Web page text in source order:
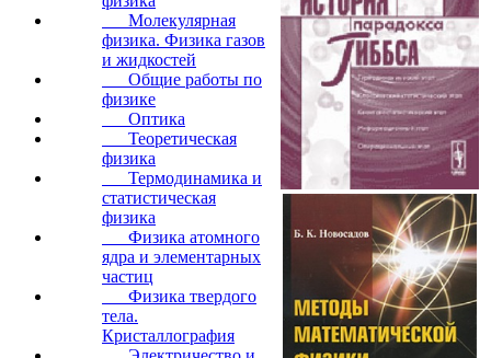
Молекулярная
физика. Физика газов
и жидкостей
Общие работы по
физике
Оптика
Теоретическая
физика
Термодинамика и
статистическая
физика
Физика атомного
ядра и элементарных
частиц
Физика твердого
тела.
Кристаллография